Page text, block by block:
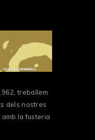
treballem
dels nostres
la fusteria